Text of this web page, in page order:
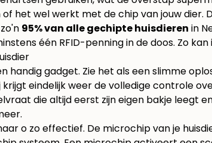
het wel werkt met de chip van jouw dier.
95% van alle gechipte huisdieren in
één RFID-penning in de doos. Zo
handig gadget. Zie het als een slimme
eindelijk weer de volledige controle
die altijd eerst zijn eigen bakje leegt
o zo effectief. De microchip van je